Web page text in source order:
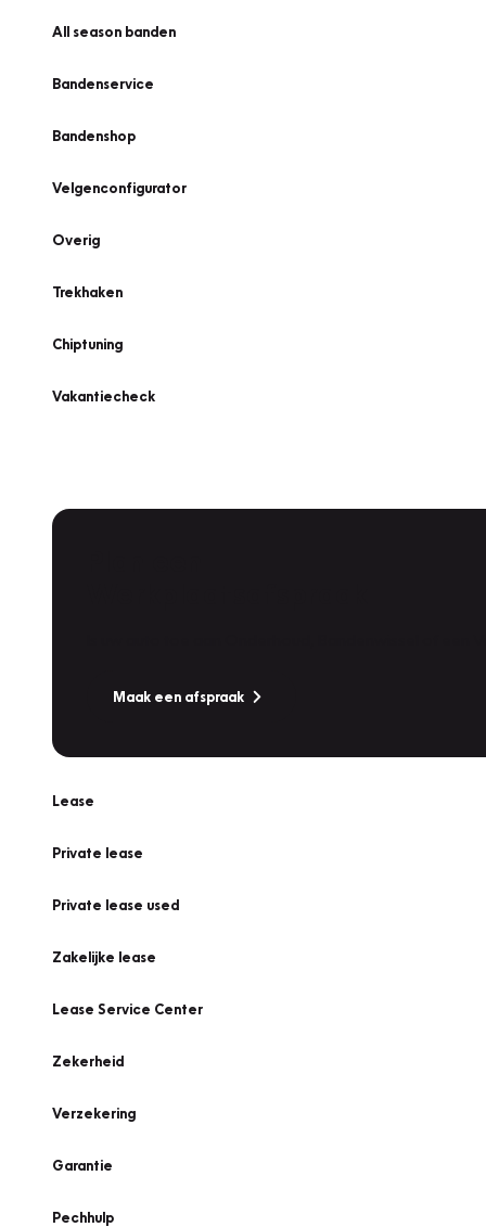
All season banden
Bandenservice
Bandenshop
Velgenconfigurator
Overig
Trekhaken
Chiptuning
Vakantiecheck
Maak een afspraak
Lease
Private lease
Private lease used
Zakelijke lease
Lease Service Center
Zekerheid
Verzekering
Garantie
Pechhulp